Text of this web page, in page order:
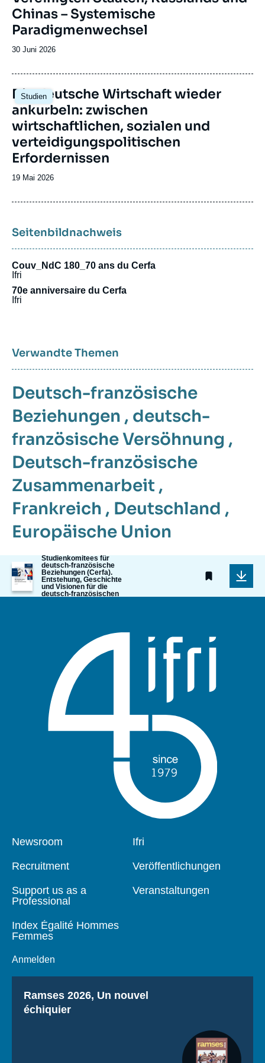
Chinas – Systemische
Paradigmenwechsel
Date
publication
30 Juni 2026
Studien
Image
principale
Die deutsche Wirtschaft wieder
ankurbeln: zwischen
wirtschaftlichen, sozialen und
verteidigungspolitischen
Erfordernissen
Date
publication
19 Mai 2026
Seitenbildnachweis
Couv_NdC 180_70 ans du Cerfa
Ifri
70e anniversaire du Cerfa
Ifri
Verwandte Themen
Deutsch-französische
Beziehungen , deutsch-
französische Versöhnung ,
Deutsch-französische
Zusammenarbeit ,
Frankreich , Deutschland ,
Europäische Union
Image
de
couverture
de
Studienkomitees für
deutsch-französische
Beziehungen (Cerfa).
Entstehung, Geschichte
und Visionen für die
deutsch-französischen
Pied
Newsroom
Recruitment
Support us as a
Professional
Index Égalité Hommes
Femmes
Anmelden
Navigation
Ifri
Veröffentlichungen
Veranstaltungen
Titre
Ramses 2026, Un nouvel
échiquier